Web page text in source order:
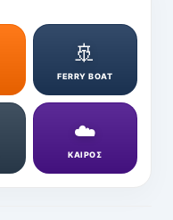
🚢
FERRY BOAT
☁️
ΚΑΙΡΟΣ